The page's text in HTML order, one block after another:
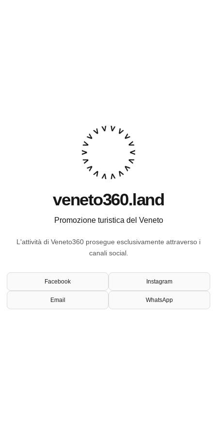
veneto360.land
Promozione turistica del Veneto
L'attività di Veneto360 prosegue esclusivamente attraverso i
canali social.
Facebook Instagram
Email WhatsApp